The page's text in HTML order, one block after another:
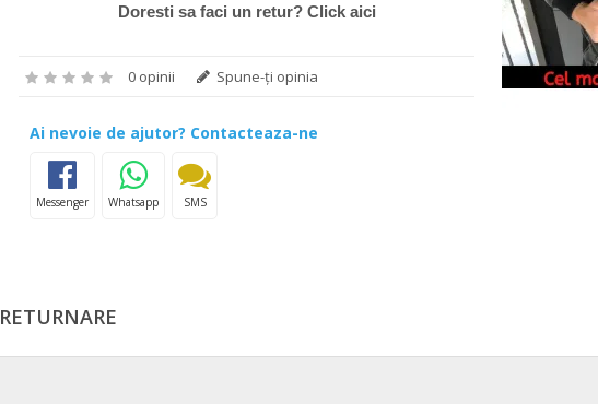
Doresti sa faci un retur? Click aici
0 opinii Spune-ţi opinia
Ai nevoie de ajutor? Contacteaza-ne
Messenger Whatsapp SMS
RETURNARE